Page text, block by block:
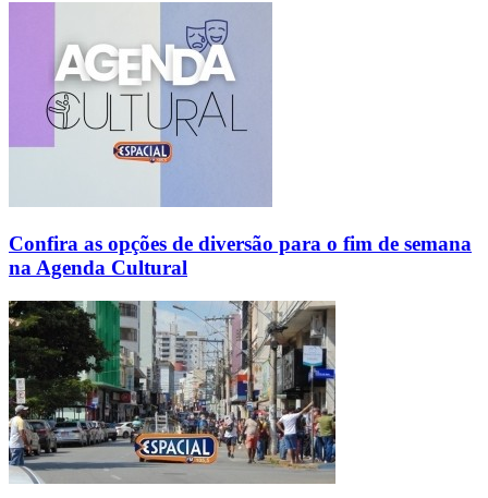
Confira as opções de diversão para o fim de semana
na Agenda Cultural